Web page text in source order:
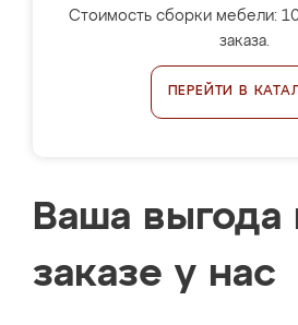
Стоимость сборки мебели:
заказа.
ПЕРЕЙТИ В
Ваша выгода
заказе у нас